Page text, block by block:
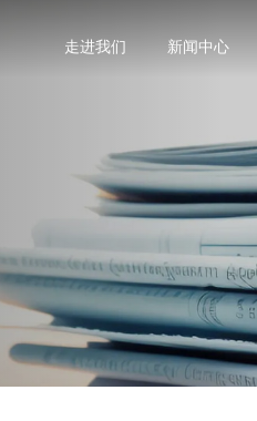
走进我们 新闻中心